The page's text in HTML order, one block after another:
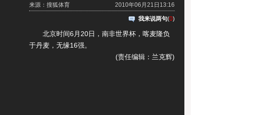
2010年06月21日13:16
来源：搜狐体育
我来说两句(0)
北京时间6月20日，南非世界杯，喀麦隆负
于丹麦，无缘16强。
(责任编辑：兰克辉)